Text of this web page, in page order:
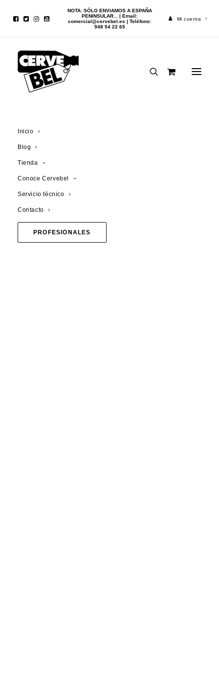
NOTA: SÓLO ENVIAMOS A ESPAÑA
PENINSULAR... | Email:
comercial@cervebel.es | Teléfono:
948 54 22 65
Mi cuenta
Inicio
Blog
Tienda
Conoce Cervebel
Servicio técnico
Contacto
PROFESIONALES
Inicio Cerveza